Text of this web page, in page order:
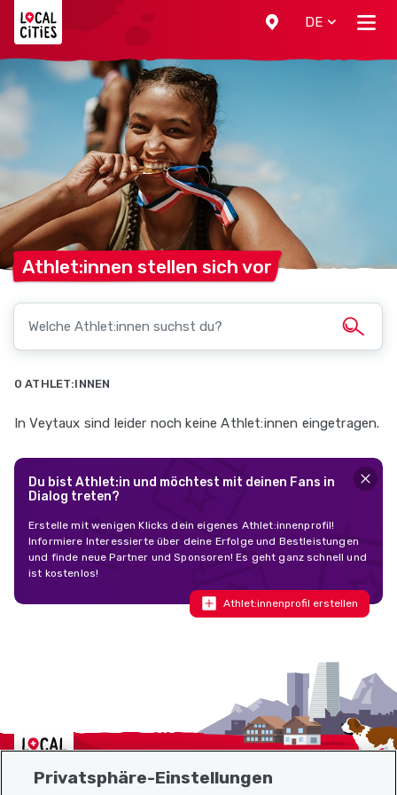
DE
Athlet:innen stellen sich vor
0 ATHLET:INNEN
In Veytaux sind leider noch keine Athlet:innen eingetragen.
Du bist Athlet:in und möchtest mit deinen Fans in
Dialog treten?
Erstelle mit wenigen Klicks dein eigenes Athlet:innenprofil!
Informiere Interessierte über deine Erfolge und Bestleistungen
und finde neue Partner und Sponsoren! Es geht ganz schnell und
ist kostenlos!
Athlet:innenprofil erstellen
Localcities
Privatsphäre-Einstellungen